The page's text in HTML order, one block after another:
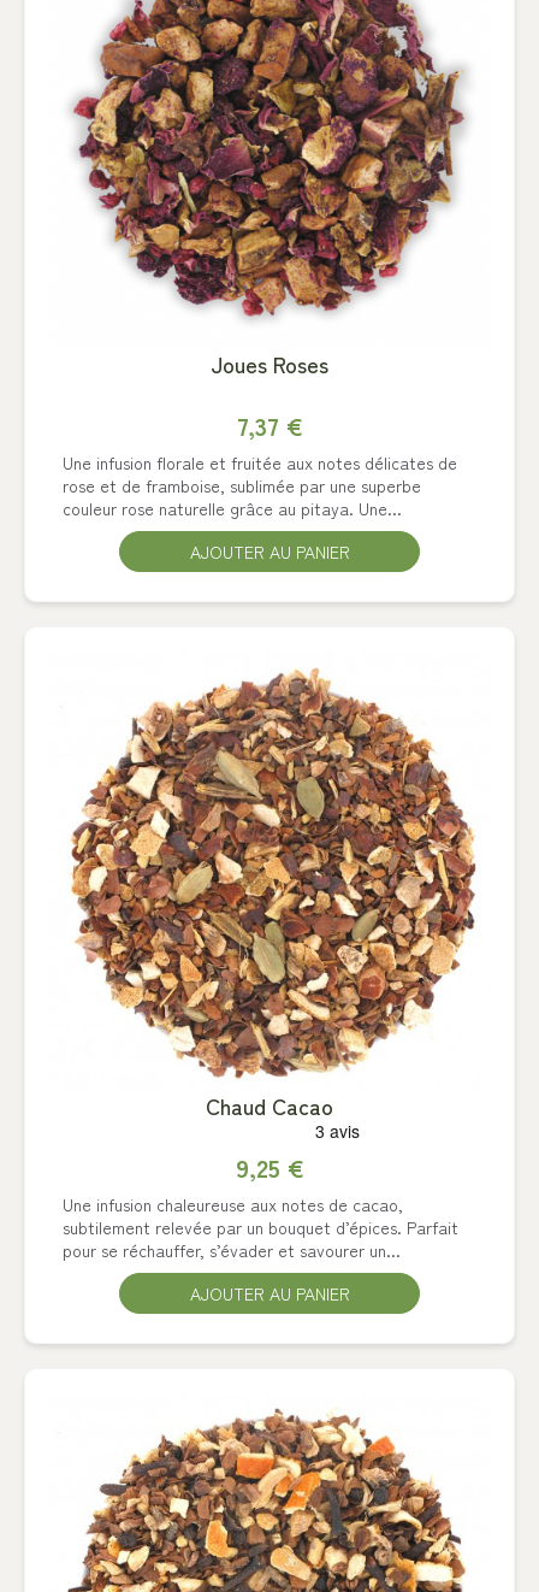
Joues Roses
7,37 €
Une infusion florale et fruitée aux notes délicates de
rose et de framboise, sublimée par une superbe
couleur rose naturelle grâce au pitaya. Une...
AJOUTER AU PANIER
Chaud Cacao
9,25 €
Une infusion chaleureuse aux notes de cacao,
subtilement relevée par un bouquet d’épices. Parfait
pour se réchauffer, s’évader et savourer un...
AJOUTER AU PANIER